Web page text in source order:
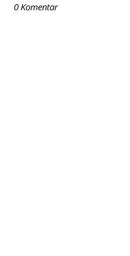
0 Komentar